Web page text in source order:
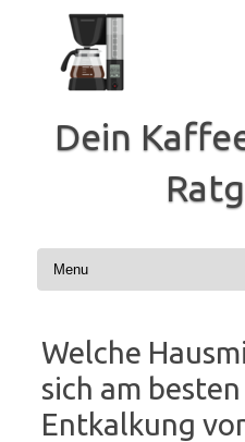
springen
Dein
Welche
sich am
Entkalkung